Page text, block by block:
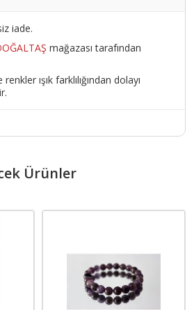
iade.
mağazası tarafından
ışık farklılığından dolayı
Ürünler